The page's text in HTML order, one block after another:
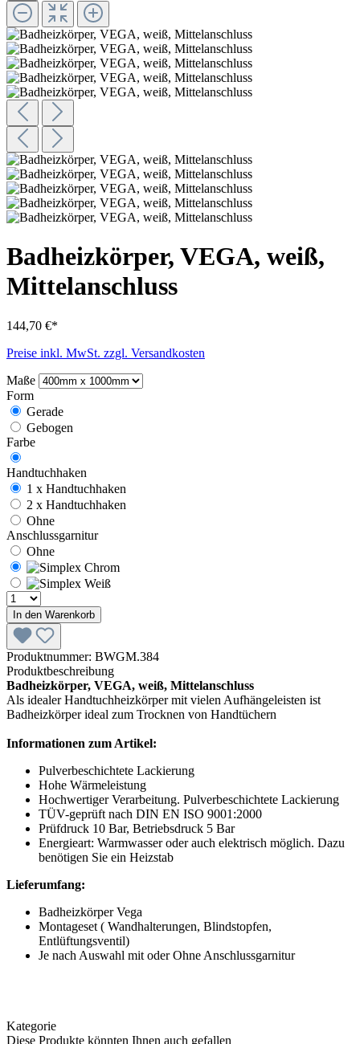
Badheizkörper, VEGA, weiß,
Mittelanschluss
144,70 €*
Preise inkl. MwSt. zzgl. Versandkosten
Maße
Form
Gerade
Gebogen
Farbe
Handtuchhaken
1 x Handtuchhaken
2 x Handtuchhaken
Ohne
Anschlussgarnitur
Ohne
In den Warenkorb
Produktnummer: BWGM.384
Produktbeschreibung
Badheizkörper, VEGA, weiß, Mittelanschluss
Als idealer Handtuchheizkörper mit vielen Aufhängeleisten ist
Badheizkörper ideal zum Trocknen von Handtüchern
Informationen zum Artikel:
Pulverbeschichtete Lackierung
Hohe Wärmeleistung
Hochwertiger Verarbeitung. Pulverbeschichtete Lackierung
TÜV-geprüft nach DIN EN ISO 9001:2000
Prüfdruck 10 Bar, Betriebsdruck 5 Bar
Energieart: Warmwasser oder auch elektrisch möglich. Dazu
benötigen Sie ein Heizstab
Lieferumfang:
Badheizkörper Vega
Montageset ( Wandhalterungen, Blindstopfen,
Entlüftungsventil)
Je nach Auswahl mit oder Ohne Anschlussgarnitur
Kategorie
Diese Produkte könnten Ihnen auch gefallen